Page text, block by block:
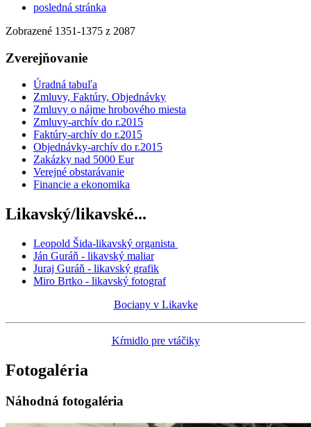
posledná stránka
Zobrazené 1351-1375 z 2087
Zverejňovanie
Úradná tabuľa
Zmluvy, Faktúry, Objednávky
Zmluvy o nájme hrobového miesta
Zmluvy-archív do r.2015
Faktúry-archív do r.2015
Objednávky-archív do r.2015
Zakázky nad 5000 Eur
Verejné obstarávanie
Financie a ekonomika
Likavský/likavské...
Leopold Šida-likavský organista
Ján Guráň - likavský maliar
Juraj Guráň - likavský grafik
Miro Brtko - likavský fotograf
Bociany v Likavke
Kŕmidlo pre vtáčiky
Fotogaléria
Náhodná fotogaléria